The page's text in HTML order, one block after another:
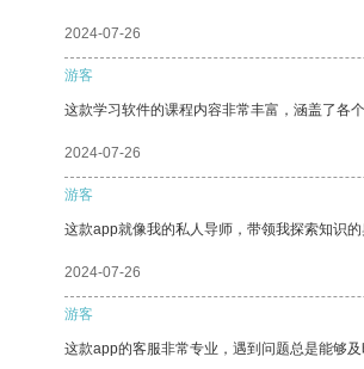
2024-07-26
游客
这款学习软件的课程内容非常丰富，涵盖了各
2024-07-26
游客
这款app就像我的私人导师，带领我探索知识的
2024-07-26
游客
这款app的客服非常专业，遇到问题总是能够及